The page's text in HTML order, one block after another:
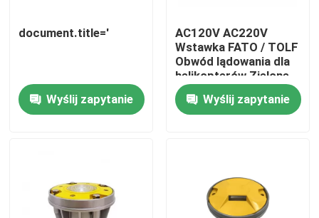
Skontaktuj się z nami
Światło przeszkodowe samolotu
document.title='
Wyślij zapytanie
AC120V AC220V
Wstawka FATO / TOLF
Obwód lądowania dla
helikopterów Zielone
światła
Wyślij zapytanie